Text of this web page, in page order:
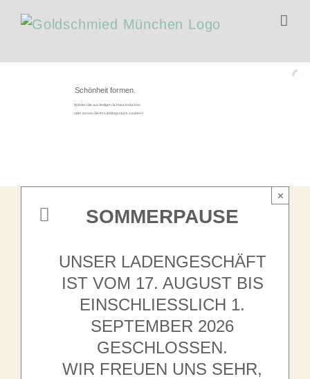
Inhalt
Schönheit formen.
Wählen Sie aus fertigen Schmuckstücken
oder lassen Sie Ihr Lieblingsstück zaubern!
SOMMERPAUSE
UNSER LADENGESCHÄFT
IST VOM 17. AUGUST BIS
EINSCHLIESSLICH 1. S
EPTEMBER 2026 G
ESCHLOSSEN.
WIR FREUEN UNS SEHR,
×